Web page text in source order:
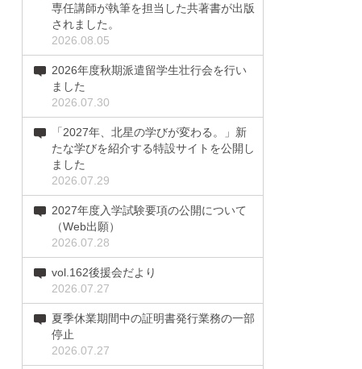
専任講師が執筆を担当した共著書が出版
されました。
2026.08.05
2026年度秋期派遣留学生壮行会を行い
ました
2026.07.30
「2027年、北星の学びが変わる。」新
たな学びを紹介する特設サイトを公開し
ました
2026.07.29
2027年度入学試験要項の公開について
（Web出願）
2026.07.28
vol.162後援会だより
2026.07.27
夏季休業期間中の証明書発行業務の一部
停止
2026.07.27